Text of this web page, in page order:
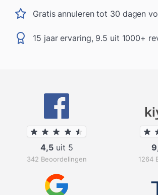
Gratis annuleren tot 30 dagen
15 jaar ervaring, 9.5 uit 1000+
4,5uit 5
342 Beoordelingen 1264